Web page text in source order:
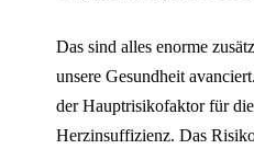
Das sind alles enorme
unsere Gesundheit
der Hauptrisikofaktor für
Herzinsuffizienz. Das